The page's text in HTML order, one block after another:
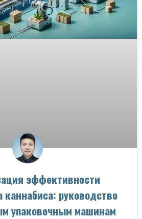
эффективности
каннабиса: руководство
упаковочным машинам